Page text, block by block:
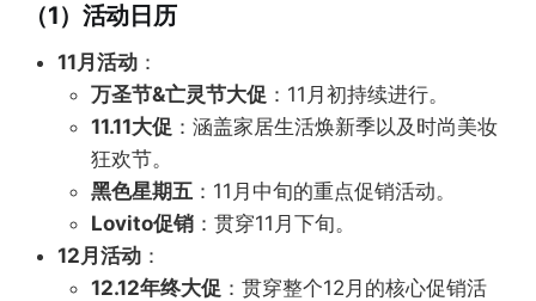
（1）活动日历
11月活动 ：
万圣节&亡灵节大促 ：11月初持续进行。
11.11大促 ：涵盖家居生活焕新季以及时尚美妆
狂欢节。
黑色星期五 ：11月中旬的重点促销活动。
Lovito促销 ：贯穿11月下旬。
12月活动 ：
12.12年终大促 ：贯穿整个12月的核心促销活